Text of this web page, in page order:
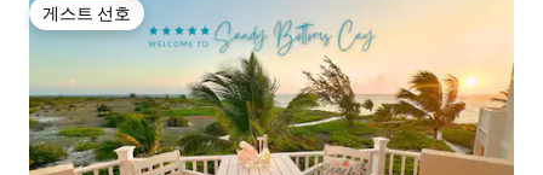
게스트 선호
게스트 선호